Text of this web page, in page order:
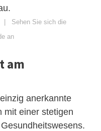
| Sehen Sie sich die
an
am
anerkannte
mit einer stetigen